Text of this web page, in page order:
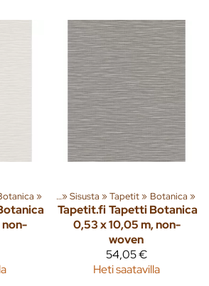
‪»
non-
ja tuotteita‪»Sisusta ‪»Tapetit‪» Botanica ‪»
Tapetit.fi Tapetti Botanica
0,53 x 10,05 m, non-
woven
54,05 €
Heti saatavilla